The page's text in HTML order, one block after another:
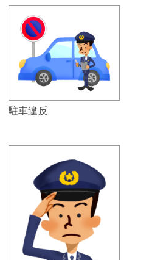
駐車違反